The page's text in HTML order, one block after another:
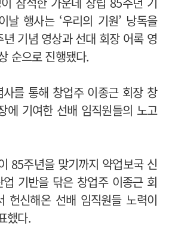
날 행사는 ‘우리의 기원’ 낭독을
기념 영상과 선대 회장 어록 영
순으로 진행됐다.
를 통해 창업주 이종근 회장 창
에 기여한 선배 임직원들의 노고
85주년을 맞기까지 약업보국 신
기반을 닦은 창업주 이종근 회
헌신해온 선배 임직원들 노력이
했다.